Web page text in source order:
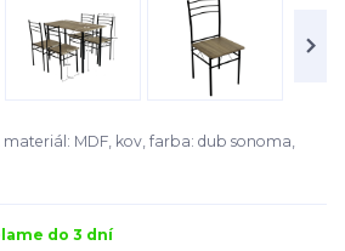
materiál: MDF, kov, farba: dub sonoma,
do 3 dní